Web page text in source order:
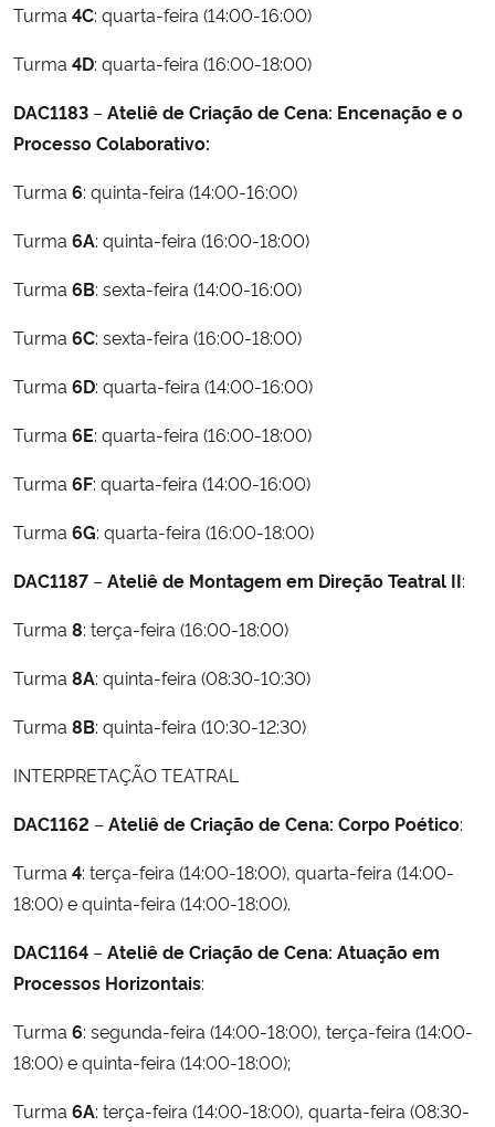
Ministério da Mulher, da Família e dos Direitos Humanos
Gabinete de Segurança Institucional
Advocacia-Geral da União
Banco Central do Brasil
Turma 4C: quarta-feira (14:00-16:00)
Turma 4D: quarta-feira (16:00-18:00)
DAC1183 – Ateliê de Criação de Cena: Encenação e o
Processo Colaborativo:
Turma 6: quinta-feira (14:00-16:00)
Turma 6A: quinta-feira (16:00-18:00)
Turma 6B: sexta-feira (14:00-16:00)
Turma 6C: sexta-feira (16:00-18:00)
Turma 6D: quarta-feira (14:00-16:00)
Turma 6E: quarta-feira (16:00-18:00)
Turma 6F: quarta-feira (14:00-16:00)
Turma 6G: quarta-feira (16:00-18:00)
DAC1187 – Ateliê de Montagem em Direção Teatral II:
Turma 8: terça-feira (16:00-18:00)
Turma 8A: quinta-feira (08:30-10:30)
Turma 8B: quinta-feira (10:30-12:30)
INTERPRETAÇÃO TEATRAL
DAC1162 – Ateliê de Criação de Cena: Corpo Poético:
Turma 4: terça-feira (14:00-18:00), quarta-feira (14:00-
18:00) e quinta-feira (14:00-18:00).
DAC1164 – Ateliê de Criação de Cena: Atuação em
Processos Horizontais:
Turma 6: segunda-feira (14:00-18:00), terça-feira (14:00-
18:00) e quinta-feira (14:00-18:00);
Turma 6A: terça-feira (14:00-18:00), quarta-feira (08:30-